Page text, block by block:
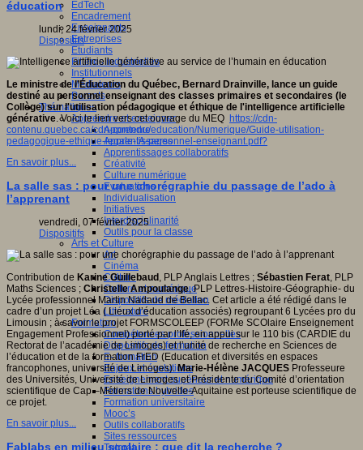
EdTech
Encadrement
Enseignants
Entreprises
Etudiants
Filières industrielles
Institutionnels
Médiateurs
Parents
Thématiques
Apprendre et enseigner
Apprendre
Apprentissages
Apprentissages collaboratifs
Créativité
Culture numérique
Evaluations
Individualisation
Initiatives
Interdisciplinarité
Outils pour la classe
Arts et Culture
Art
Cinéma
Culture
Culture et numérique
Dispositifs de médiation
Littérature
Formation
Compétences professionnelles
Dispositifs de formation
E- formation
Enjeux et évolutions
Enseignement supérieur et numérique
Formations hybrides
Formation universitaire
Mooc’s
Outils collaboratifs
Sites ressources
Tutorat
éducation
lundi, 24 février 2025
Dispositifs
Le ministre de l’Éducation du Québec, Bernard Drainville, lance un guide
destiné au personnel enseignant des classes primaires et secondaires (le
Collège) sur l'utilisation pédagogique et éthique de l'intelligence artificielle
générative. Voici le lien vers cet ouvrage du MEQ https://cdn-
contenu.quebec.ca/cdn-contenu/education/Numerique/Guide-utilisation-
pedagogique-ethique-legale-IA-personnel-enseignant.pdf?
En savoir plus...
La salle sas : pour une chorégraphie du passage de l’ado à
l’apprenant
vendredi, 07 février 2025
Dispositifs
Contribution de Karine Guillebaud , PLP Anglais Lettres ; Sébastien Ferat, PLP
Maths Sciences ; Christelle Ampoulange, PLP Lettres-Histoire-Géographie- du
Lycée professionnel Martin Nadaud de Bellac. Cet article a été rédigé dans le
cadre d’un projet Léa ( Lieux d’éducation associés) regroupant 6 Lycées pro du
Limousin ; à savoir le projet FORMSCOLEEP (FORMe SCOlaire Enseignement
Engagement Professionnel) porté par l’Ifé, en appui sur le 110 bis (CARDIE du
Rectorat de l’académie de Limoges) et l’unité de recherche en Sciences de
l’éducation et de la formation FrED (Education et diversités en espaces
francophones, université de Limoges).Marie-Hélène JACQUES Professeure
des Universités, Université de Limoges et Présidente du Comité d’orientation
scientifique de Cap –Métiers de Nouvelle-Aquitaine est porteuse scientifique de
ce projet.
En savoir plus...
Fablabs en milieu scolaire : que dit la recherche ?